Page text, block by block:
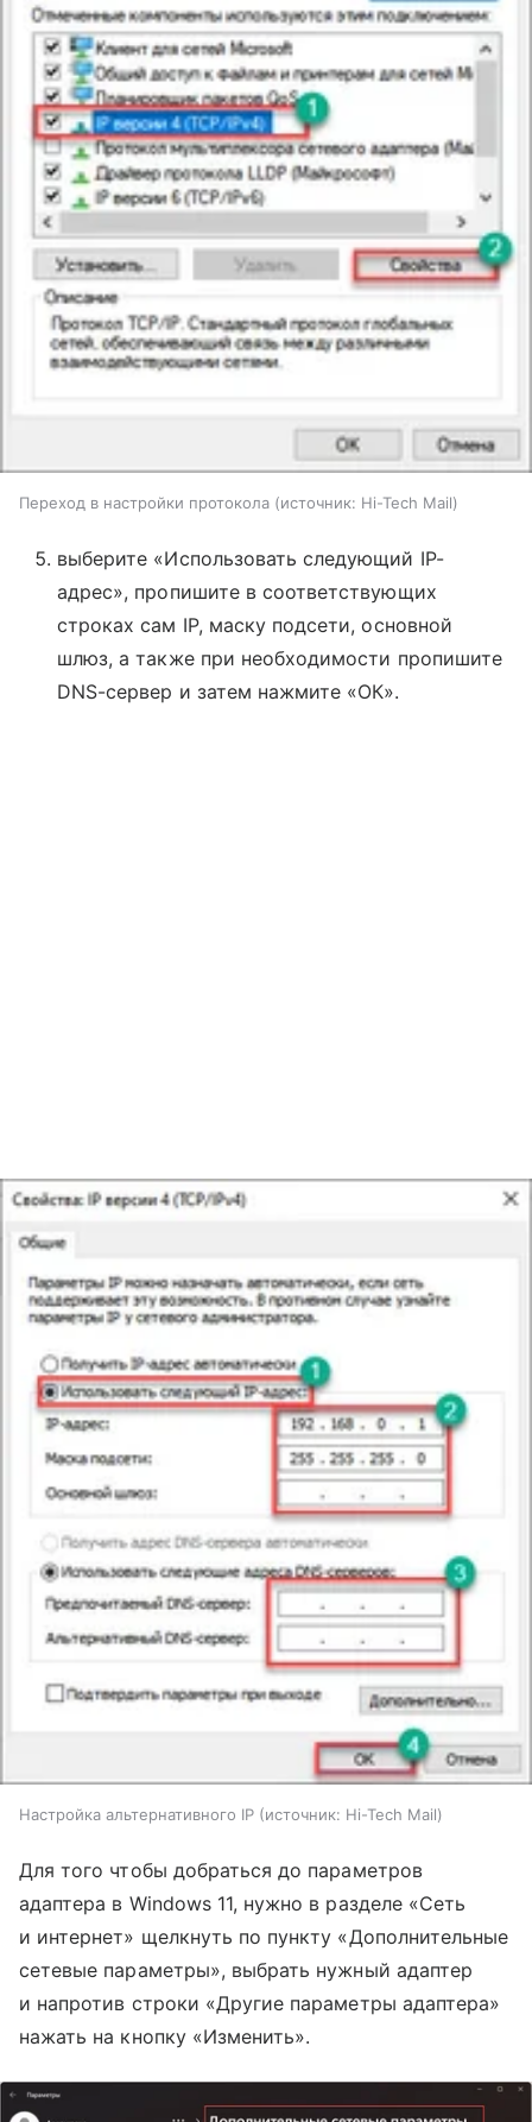
Переход в настройки протокола источник: Hi-Tech Mail
выберите «Использовать следующий IP-
адрес», пропишите в соответствующих
строках сам IP, маску подсети, основной
шлюз, а также при необходимости пропишите
DNS-сервер и затем нажмите «ОК».
Настройка альтернативного IP источник: Hi-Tech Mail
Для того чтобы добраться до параметров
адаптера в Windows 11, нужно в разделе «Сеть
и интернет» щелкнуть по пункту «Дополнительные
сетевые параметры», выбрать нужный адаптер
и напротив строки «Другие параметры адаптера»
нажать на кнопку «Изменить».